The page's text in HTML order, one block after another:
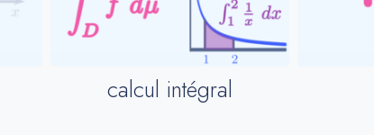
calcul intégral